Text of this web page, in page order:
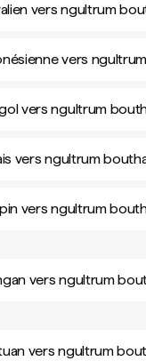
vers ngultrum
vers
vers ngultrum
vers ngultrum
vers ngultrum
vers ngultrum
vers ngultrum